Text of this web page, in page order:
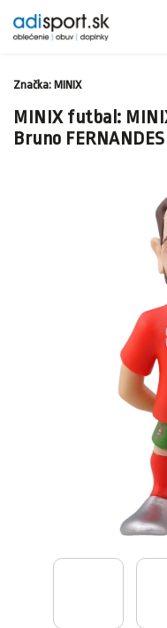
MINIX futbal:
Bruno FERNANDES
Značka: MINIX